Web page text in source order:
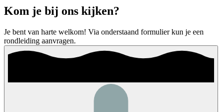
Kom je bij ons kijken?
Je bent van harte welkom! Via onderstaand formulier kun je een
rondleiding aanvragen.